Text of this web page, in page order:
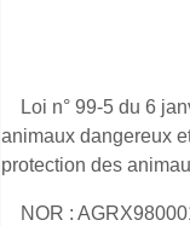
Loi n° 99-5 du 6
animaux dangereux
protection des
NOR :